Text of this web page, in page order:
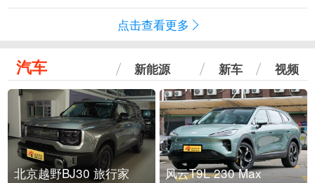
点击查看更多
汽车 新能源 新车 视频
北京越野BJ30 旅行家 风云T9L 230 Max